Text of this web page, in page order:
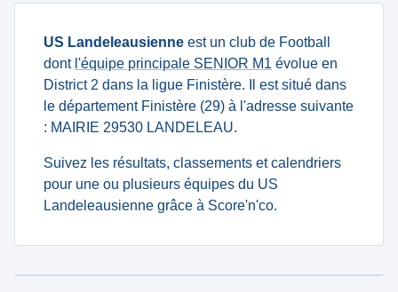
US Landeleausienne est un club de Football
dont l'équipe principale SENIOR M1 évolue en
District 2 dans la ligue Finistère. Il est situé dans
le département Finistère (29) à l'adresse suivante
: MAIRIE 29530 LANDELEAU.
Suivez les résultats, classements et calendriers
pour une ou plusieurs équipes du US
Landeleausienne grâce à Score'n'co.